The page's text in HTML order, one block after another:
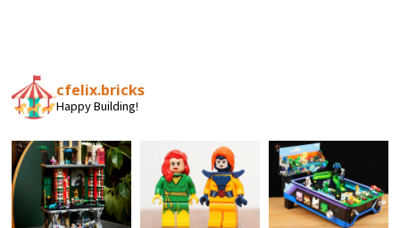
cfelix.bricks
Happy Building!